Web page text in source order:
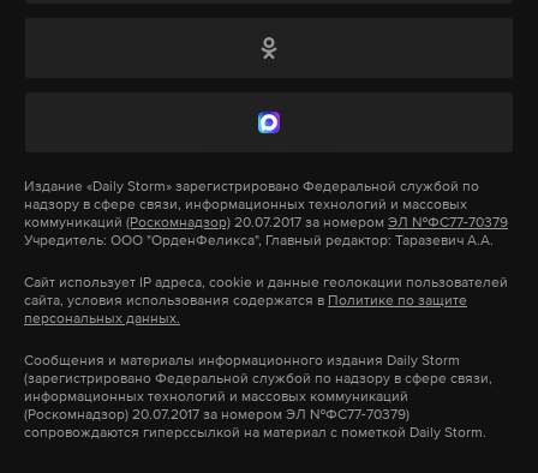
Фото: Global Look Press / Сергей Фомин
— Там тоже было наводнение?
— В Лакском районе были аномальные осадки в
виде снега, но уже ведутся работы по расчистке
А если взять низменности, например, поселок
Мамедкала в Дербентском районе или Новокули к
югу от Хасавюрта, — то там без повреждений. Не
могу сказать на все 100%, потому что мы не
говорил возлюбить и его. Понимаете, да? Они ему
это?! Как надо перестроить свою психику, чтобы
так жить? И тогда будет мир во всем мире!
Поэтому я уже 30 лет «получаю» священный огонь.
Ну, за некоторыми исключениями. Первый раз не
получилось в пандемию, а теперь — сейчас. Мне
пришлось сдать билеты. Мы покупали их заранее,
но нам вернули деньги, потому что все закрыто.
Издание «Daily Storm» зарегистрировано Федеральной службой по
надзору в сфере связи, информационных технологий и массовых
коммуникаций (Роскомнадзор) 20.07.2017 за номером ЭЛ №ФС77-70379
Учредитель: ООО "ОрденФеликса", Главный редактор: Таразевич А.А.
Сайт использует IP адреса, cookie и данные геолокации пользователей
сайта, условия использования содержатся в Политике по защите
персональных данных.
Сообщения и материалы информационного издания Daily Storm
(зарегистрировано Федеральной службой по надзору в сфере связи,
информационных технологий и массовых коммуникаций
(Роскомнадзор) 20.07.2017 за номером ЭЛ №ФС77-70379)
сопровождаются гиперссылкой на материал с пометкой Daily Storm.